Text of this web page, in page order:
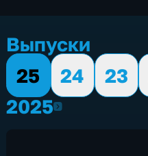
Выпуски
25
24 23
20252025